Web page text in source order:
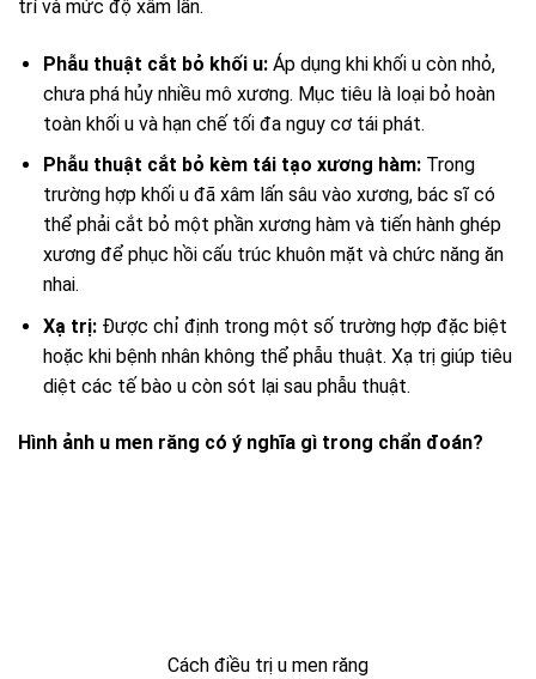
trí và mức độ xâm lấn.
Phẫu thuật cắt bỏ khối u: Áp dụng khi khối u còn nhỏ,
chưa phá hủy nhiều mô xương. Mục tiêu là loại bỏ hoàn
toàn khối u và hạn chế tối đa nguy cơ tái phát.
Phẫu thuật cắt bỏ kèm tái tạo xương hàm: Trong
trường hợp khối u đã xâm lấn sâu vào xương, bác sĩ có
thể phải cắt bỏ một phần xương hàm và tiến hành ghép
xương để phục hồi cấu trúc khuôn mặt và chức năng ăn
nhai.
Xạ trị: Được chỉ định trong một số trường hợp đặc biệt
hoặc khi bệnh nhân không thể phẫu thuật. Xạ trị giúp tiêu
diệt các tế bào u còn sót lại sau phẫu thuật.
Hình ảnh u men răng có ý nghĩa gì trong chẩn đoán?
Cách điều trị u men răng